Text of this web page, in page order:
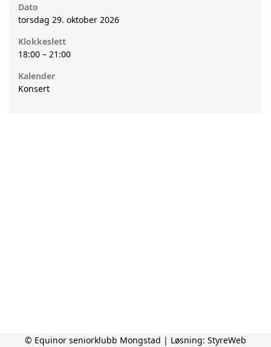
Dato
torsdag 29. oktober 2026
Klokkeslett
18:00 – 21:00
Kalender
Konsert
© Equinor seniorklubb Mongstad | Løsning: StyreWeb